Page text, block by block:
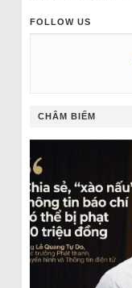
FOLLOW US
CHÂM BIẾM